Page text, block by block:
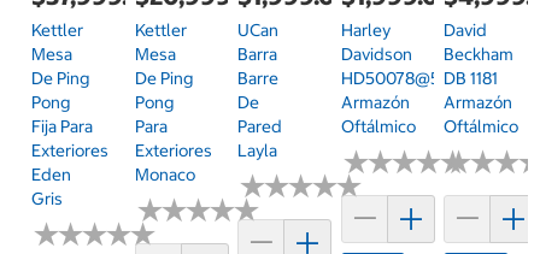
Kettler
Mesa
De Ping
Pong
Fija Para
Exteriores
Eden
Gris
★★★★★
★★★★★
Kettler
Mesa
De Ping
Pong
Para
Exteriores
Monaco
★★★★★
★★★★★
UCan
Barra
Barre
De
Pared
Layla
★★★★★
★★★★★
Harley
Davidson
HD50078@54092
Armazón
Oftálmico
★★★★★
★★★★★
David
Beckham
DB 1181
Armazón
Oftálmico
★★★
★★★